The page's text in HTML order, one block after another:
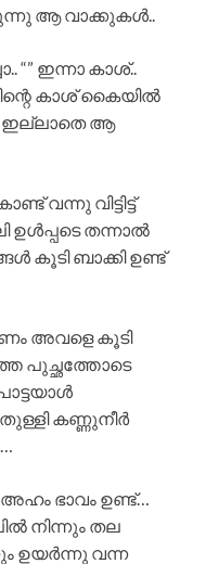
ആ വാക്കുകൾ..
“” ഇന്നാ കാശ്..
കാശ് കൈയിൽ
ഇല്ലാതെ ആ
വന്നു വിട്ടിട്ട്
ഉൾപ്പടെ തന്നാൽ
കൂടി ബാക്കി ഉണ്ട്‌
അവളെ കൂടി
പുച്ഛത്തോടെ
കണ്ണുനീർ
ഭാവം ഉണ്ട്…
നിന്നും തല
ഉയർന്നു വന്ന